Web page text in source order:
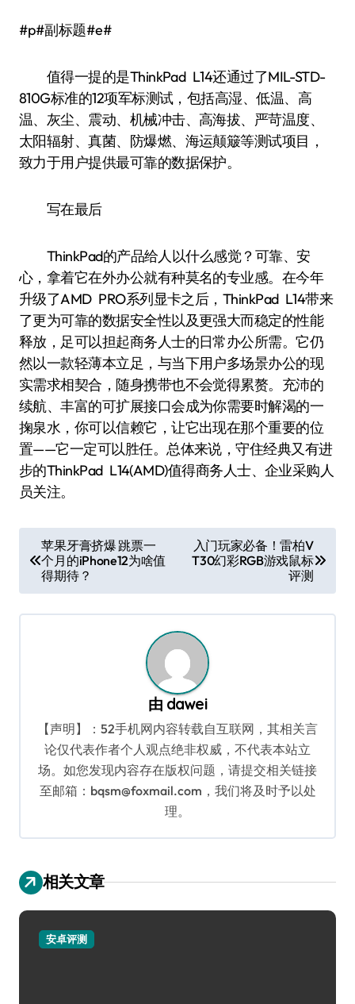
#p#副标题#e#
值得一提的是ThinkPad L14还通过了MIL-STD-
810G标准的12项军标测试，包括高湿、低温、高
温、灰尘、震动、机械冲击、高海拔、严苛温度、
太阳辐射、真菌、防爆燃、海运颠簸等测试项目，
致力于用户提供最可靠的数据保护。
写在最后
ThinkPad的产品给人以什么感觉？可靠、安
心，拿着它在外办公就有种莫名的专业感。在今年
升级了AMD PRO系列显卡之后，ThinkPad L14带来
了更为可靠的数据安全性以及更强大而稳定的性能
释放，足可以担起商务人士的日常办公所需。它仍
然以一款轻薄本立足，与当下用户多场景办公的现
实需求相契合，随身携带也不会觉得累赘。充沛的
续航、丰富的可扩展接口会成为你需要时解渴的一
掬泉水，你可以信赖它，让它出现在那个重要的位
置——它一定可以胜任。总体来说，守住经典又有进
步的ThinkPad L14(AMD)值得商务人士、企业采购人
员关注。
章
导
航
苹果牙膏挤爆 跳票一
个月的iPhone12为啥值
得期待？
入门玩家必备！雷柏V
T30幻彩RGB游戏鼠标
评测
由 dawei
【声明】：52手机网内容转载自互联网，其相关言
论仅代表作者个人观点绝非权威，不代表本站立
场。如您发现内容存在版权问题，请提交相关链接
至邮箱：bqsm@foxmail.com，我们将及时予以处
理。
相关文章
安卓评测